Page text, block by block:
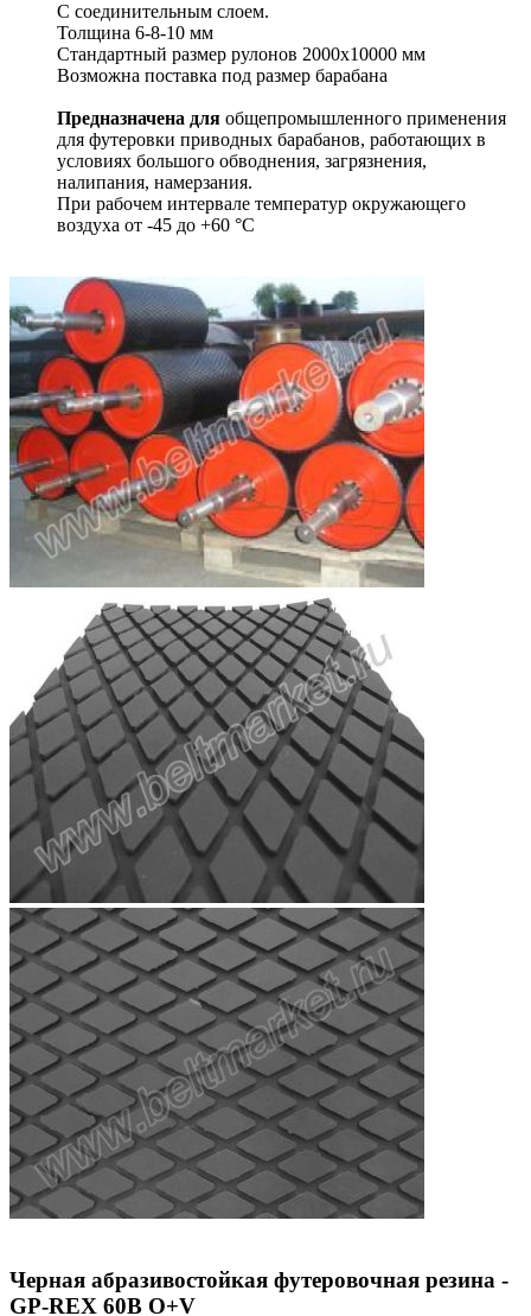
С соединительным слоем.
Толщина 6-8-10 мм
Стандартный размер рулонов 2000х10000 мм
Возможна поставка под размер барабана
Предназначена для общепромышленного применения
для футеровки приводных барабанов, работающих в
условиях большого обводнения, загрязнения,
налипания, намерзания.
При рабочем интервале температур окружающего
воздуха от -45 до +60 °С
Черная абразивостойкая футеровочная резина -
GP-REX 60B O+V